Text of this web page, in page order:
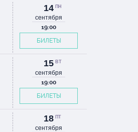
14 ПН
сентября
19:00
БИЛЕТЫ
15 ВТ
сентября
19:00
БИЛЕТЫ
18 ПТ
сентября